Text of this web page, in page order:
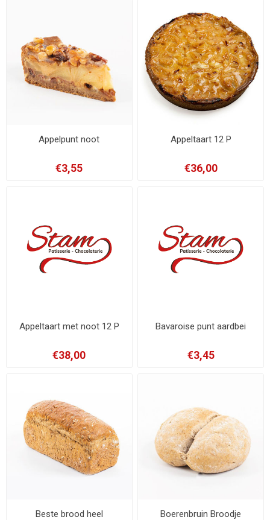
Appelpunt noot
€3,55
Appeltaart 12 P
€36,00
Appeltaart met noot 12 P
€38,00
Bavaroise punt aardbei
€3,45
Beste brood heel Boerenbruin Broodje